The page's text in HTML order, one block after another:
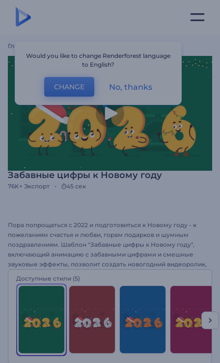
Главная
Забавные цифры к Новому году
76K+ Экспорт 45 сек
Пора попрощаться с 2022 и подготовиться к Новому году - к
пожеланиям счастья и любви, горам подарков и шумным
поздравлениям. Шаблон "Забавные цифры к Новому году",
включающий анимацию с забавными цифрами и смешные
звуковые эффекты, позволит создать новогодний видеоролик,
другие видео с новогодней тематикой. Давайте встретим
Доступные стили (5)
Would you like to change Renderforest language
to English?
CHANGE No, thanks